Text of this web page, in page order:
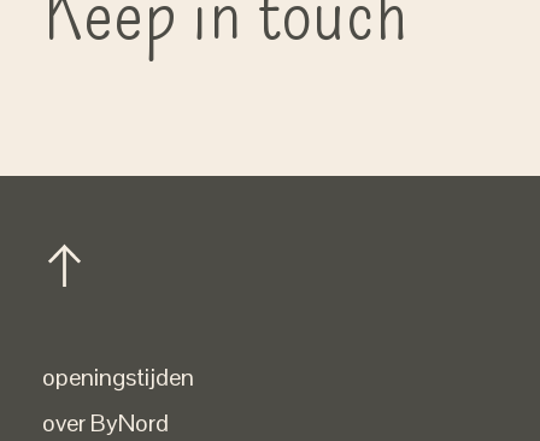
openingstijden
over ByNord